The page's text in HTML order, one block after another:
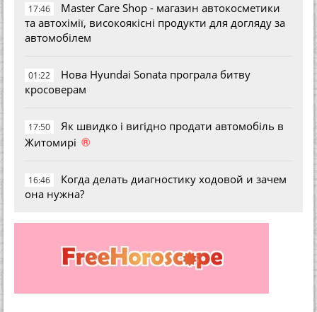
17:46
Master Care Shop - магазин автокосметики
та автохімії, високоякісні продукти для догляду за
автомобілем
01:22
Нова Hyundai Sonata програла битву
кросоверам
17:50
Як швидко і вигідно продати автомобіль в
Житомирі ®
16:46
Когда делать диагностику ходовой и зачем
она нужна?